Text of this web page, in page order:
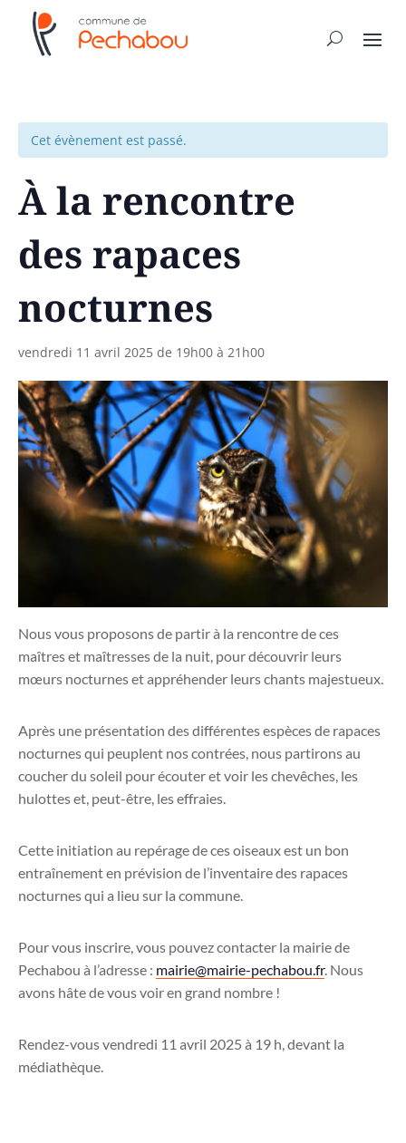
Cet évènement est passé.
À la rencontre
des rapaces
nocturnes
vendredi 11 avril 2025 de 19h00 à 21h00
Nous vous proposons de partir à la rencontre de ces
maîtres et maîtresses de la nuit, pour découvrir leurs
mœurs nocturnes et appréhender leurs chants majestueux.
Après une présentation des différentes espèces de rapaces
nocturnes qui peuplent nos contrées, nous partirons au
coucher du soleil pour écouter et voir les chevêches, les
hulottes et, peut-être, les effraies.
Cette initiation au repérage de ces oiseaux est un bon
entraînement en prévision de l’inventaire des rapaces
nocturnes qui a lieu sur la commune.
Pour vous inscrire, vous pouvez contacter la mairie de
Pechabou à l’adresse : mairie@mairie-pechabou.fr. Nous
avons hâte de vous voir en grand nombre !
Rendez-vous vendredi 11 avril 2025 à 19 h, devant la
médiathèque.